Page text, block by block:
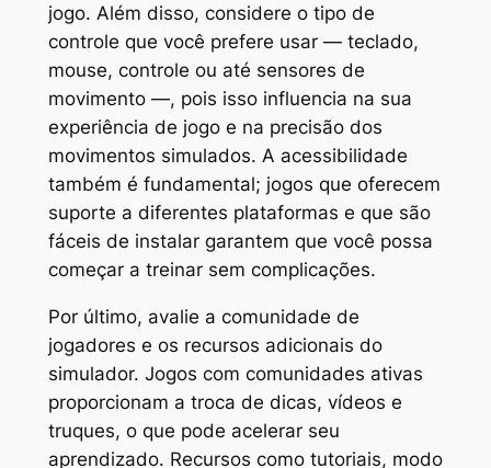
jogo. Além disso, considere o tipo de
controle que você prefere usar — teclado,
mouse, controle ou até sensores de
movimento —, pois isso influencia na sua
experiência de jogo e na precisão dos
movimentos simulados. A acessibilidade
também é fundamental; jogos que oferecem
suporte a diferentes plataformas e que são
fáceis de instalar garantem que você possa
começar a treinar sem complicações.
Por último, avalie a comunidade de
jogadores e os recursos adicionais do
simulador. Jogos com comunidades ativas
proporcionam a troca de dicas, vídeos e
truques, o que pode acelerar seu
aprendizado. Recursos como tutoriais, modo